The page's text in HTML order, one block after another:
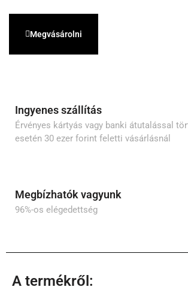
Megvásárolni
Ingyenes szállítás
Érvényes kártyás vagy banki átutalással
esetén 30 ezer forint feletti vásárlásnál
Megbízhatók vagyunk
96%-os elégedettség
A termékről: